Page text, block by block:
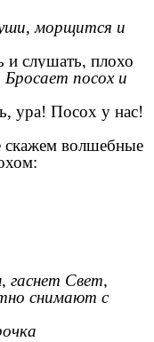
морщится и
и слушать, плохо
Бросает посох и
ура! Посох у нас!
скажем волшебные
гаснет Свет,
снимают с